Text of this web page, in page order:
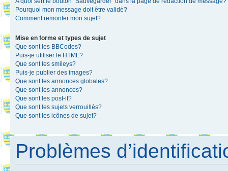
Pourquoi mon message doit être validé?
Comment remonter mon sujet?
Mise en forme et types de sujet
Que sont les BBCodes?
Puis-je utiliser le HTML?
Que sont les smileys?
Puis-je publier des images?
Que sont les annonces globales?
Que sont les annonces?
Que sont les post-it?
Que sont les sujets verrouillés?
Que sont les icônes de sujet?
Problèmes